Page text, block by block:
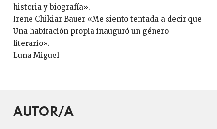
historia y biografía».
Irene Chikiar Bauer «Me siento tentada a decir que
Una habitación propia inauguró un género
literario».
Luna Miguel
AUTOR/A